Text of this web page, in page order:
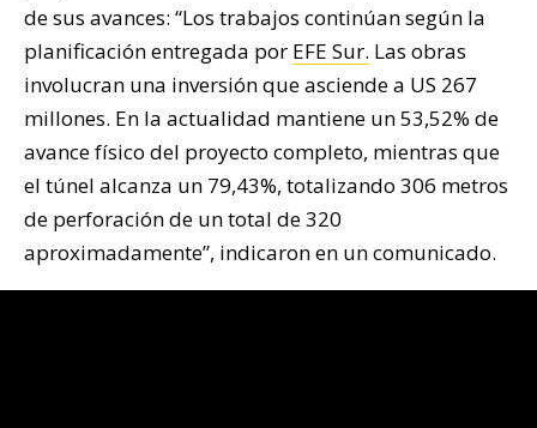
de sus avances: “Los trabajos continúan según la
planificación entregada por EFE Sur. Las obras
involucran una inversión que asciende a US 267
millones. En la actualidad mantiene un 53,52% de
avance físico del proyecto completo, mientras que
el túnel alcanza un 79,43%, totalizando 306 metros
de perforación de un total de 320
aproximadamente”, indicaron en un comunicado.